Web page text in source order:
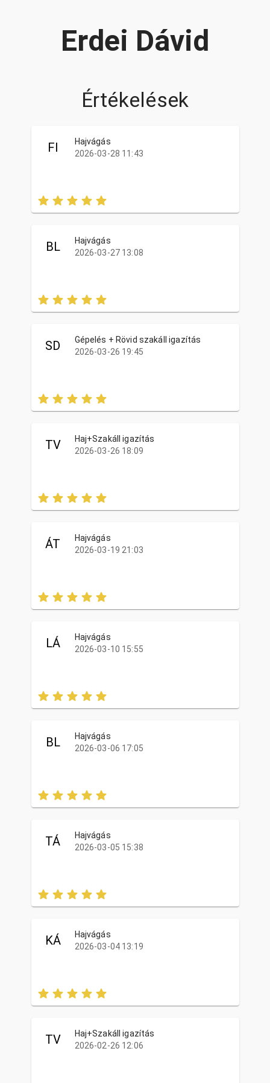
Erdei Dávid
Értékelések
FI
Hajvágás
2026-03-28 11:43
BL
Hajvágás
2026-03-27 13:08
SD
Gépelés + Rövid szakáll igazítás
2026-03-26 19:45
TV
Haj+Szakáll igazítás
2026-03-26 18:09
ÁT
Hajvágás
2026-03-19 21:03
LÁ
Hajvágás
2026-03-10 15:55
BL
Hajvágás
2026-03-06 17:05
TÁ
Hajvágás
2026-03-05 15:38
KÁ
Hajvágás
2026-03-04 13:19
TV
Haj+Szakáll igazítás
2026-02-26 12:06